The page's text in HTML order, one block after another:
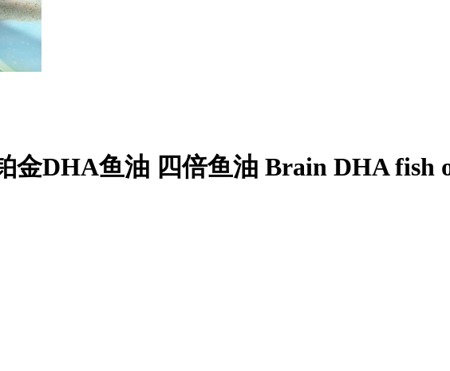
金DHA鱼油 四倍鱼油 Brain DHA fish